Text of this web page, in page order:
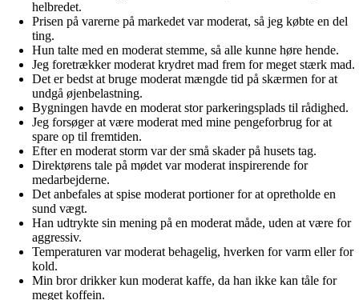
helbredet.
Prisen på varerne på markedet var moderat, så jeg købte en del
ting.
Hun talte med en moderat stemme, så alle kunne høre hende.
Jeg foretrækker moderat krydret mad frem for meget stærk mad.
Det er bedst at bruge moderat mængde tid på skærmen for at
undgå øjenbelastning.
Bygningen havde en moderat stor parkeringsplads til rådighed.
Jeg forsøger at være moderat med mine pengeforbrug for at
spare op til fremtiden.
Efter en moderat storm var der små skader på husets tag.
Direktørens tale på mødet var moderat inspirerende for
medarbejderne.
Det anbefales at spise moderat portioner for at opretholde en
sund vægt.
Han udtrykte sin mening på en moderat måde, uden at være for
aggressiv.
Temperaturen var moderat behagelig, hverken for varm eller for
kold.
Min bror drikker kun moderat kaffe, da han ikke kan tåle for
meget koffein.